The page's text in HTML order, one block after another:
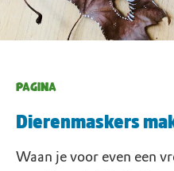
PAGINA
Dierenmaskers
Waan je voor even een